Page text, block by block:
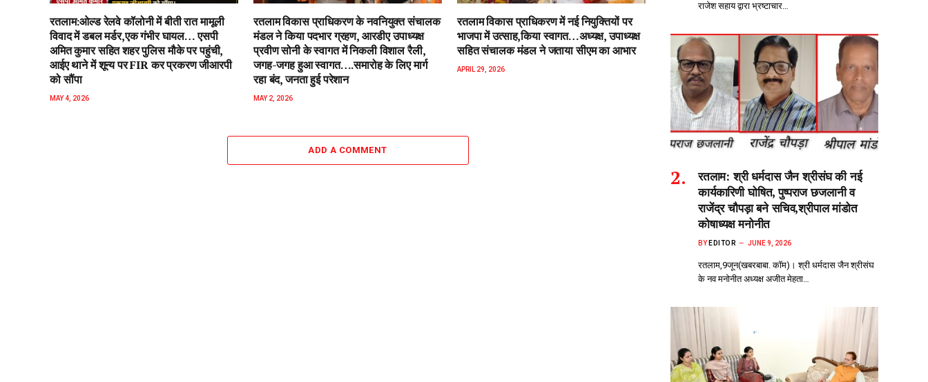
रतलाम:ओल्ड रेलवे कॉलोनी में बीती रात मामूली
विवाद में डबल मर्डर,एक गंभीर घायल… एसपी
अमित कुमार सहित शहर पुलिस मौके पर पहुंची,
आईए थाने में शून्य पर FIR कर प्रकरण जीआरपी
को सौंपा
MAY 4, 2026
रतलाम विकास प्राधिकरण के नवनियुक्त संचालक
मंडल ने किया पदभार ग्रहण, आरडीए उपाध्यक्ष
प्रवीण सोनी के स्वागत में निकली विशाल रैली,
जगह-जगह हुआ स्वागत….समारोह के लिए मार्ग
रहा बंद, जनता हुई परेशान
MAY 2, 2026
रतलाम विकास प्राधिकरण में नई नियुक्तियों पर
भाजपा में उत्साह,किया स्वागत…अध्यक्ष, उपाध्यक्ष
सहित संचालक मंडल ने जताया सीएम का आभार
APRIL 29, 2026
ADD A COMMENT
राजेश सहाय द्वारा भ्रष्टाचार…
रतलाम: श्री धर्मदास जैन श्रीसंघ की नई
कार्यकारिणी घोषित, पुष्पराज छजलानी व
राजेंद्र चौपड़ा बने सचिव,श्रीपाल मांडोत
कोषाध्यक्ष मनोनीत
BY EDITOR JUNE 9, 2026
रतलाम,9जून(खबरबाबा. कॉम)। श्री धर्मदास जैन श्रीसंघ
के नव मनोनीत अध्यक्ष अजीत मेहता…